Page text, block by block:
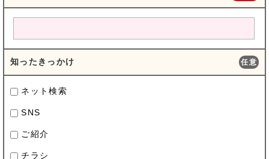
知ったきっかけ 任意
ネット検索
SNS
ご紹介
チラシ